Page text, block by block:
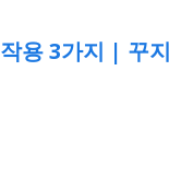
용 3가지 | 꾸